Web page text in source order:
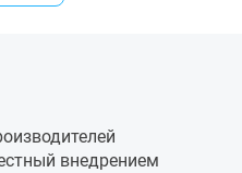
внедрением